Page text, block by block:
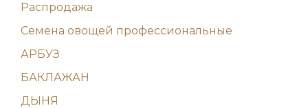
Распродажа
Семена овощей профессиональные
АРБУЗ
БАКЛАЖАН
ДЫНЯ